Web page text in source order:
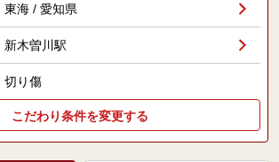
東海 / 愛知県
新木曽川駅
切り傷
こだわり条件を変更する